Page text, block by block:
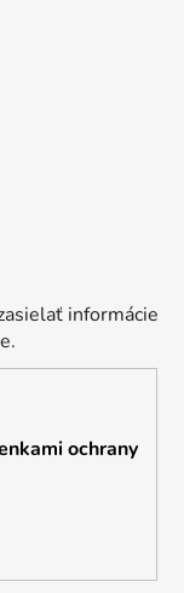
informácie
ochrany